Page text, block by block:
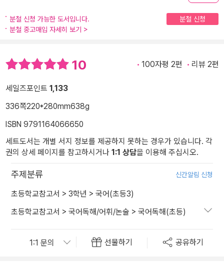
분철 신청 가능한 도서입니다.
분철 신청
분철 중고매입 자세히 보기 >
10 100자평 2편 리뷰 2편
세일즈포인트 1,133
336쪽220*280mm638g
ISBN 9791164066650
세트도서는 개별 서지 정보를 제공하지 못하는 경우가 있습니다. 각
권의 상세 페이지를 참고하시거나 1:1 상담을 이용해 주십시오.
주제분류 신간알림 신청
초등학교참고서 > 3학년 > 국어(초등3)
초등학교참고서 > 국어독해/어휘/논술 > 국어독해(초등)
선물하기 공유하기